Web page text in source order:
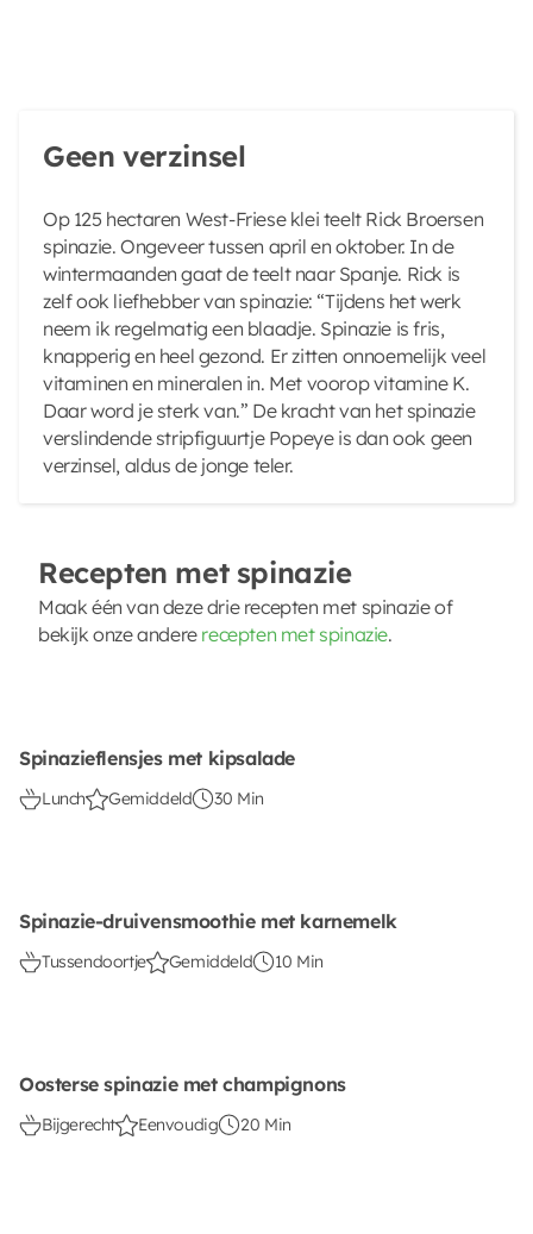
Geen verzinsel
Op 125 hectaren West-Friese klei teelt Rick Broersen
spinazie. Ongeveer tussen april en oktober. In de
wintermaanden gaat de teelt naar Spanje. Rick is
zelf ook liefhebber van spinazie: “Tijdens het werk
neem ik regelmatig een blaadje. Spinazie is fris,
knapperig en heel gezond. Er zitten onnoemelijk veel
vitaminen en mineralen in. Met voorop vitamine K.
Daar word je sterk van.” De kracht van het spinazie
verslindende stripfiguurtje Popeye is dan ook geen
verzinsel, aldus de jonge teler.
Recepten met spinazie
Maak één van deze drie recepten met spinazie of
bekijk onze andere recepten met spinazie.
Spinazieflensjes met kipsalade
Lunch Gemiddeld 30 Min
Spinazie-druivensmoothie met karnemelk
Tussendoortje Gemiddeld 10 Min
Oosterse spinazie met champignons
Bijgerecht Eenvoudig 20 Min